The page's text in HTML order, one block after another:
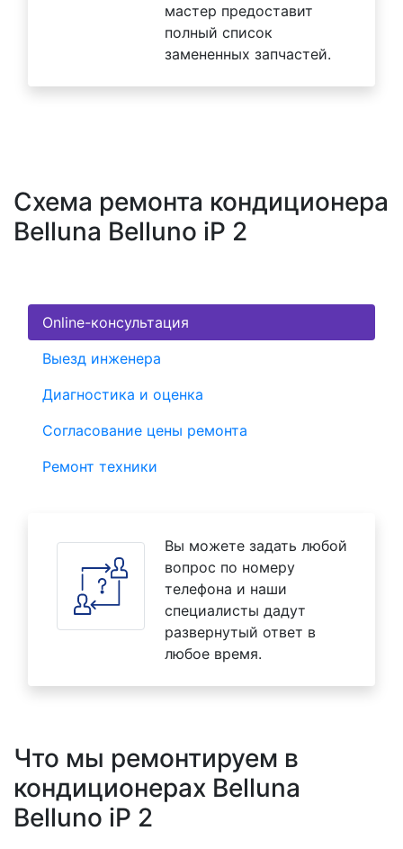
мастер предоставит
полный список
замененных запчастей.
Схема ремонта кондиционера
Belluna Belluno iP 2
Online-консультация
Выезд инженера
Диагностика и оценка
Согласование цены ремонта
Ремонт техники
Вы можете задать любой
вопрос по номеру
телефона и наши
специалисты дадут
развернутый ответ в
любое время.
Что мы ремонтируем в
кондиционерах Belluna
Belluno iP 2